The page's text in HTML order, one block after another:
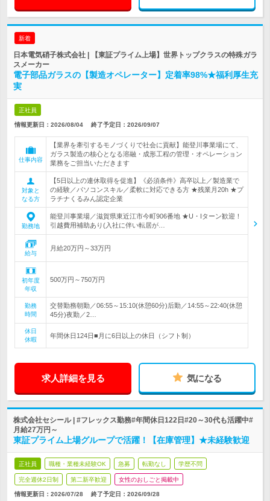
新着
日本電気硝子株式会社 | 【東証プライム上場】世界トップクラスの特殊ガラ
スメーカー
電子部品ガラスの【製造オペレーター】定着率98%★福利厚生充
実
正社員
情報更新日：2026/08/04 終了予定日： 2026/09/07
仕事内容
【業界を牽引するモノづくりで社会に貢献】能登川事業場にて、
ガラス製造の核心となる溶融・成形工程の管理・オペレーション
業務をご担当いただきます
対象と
なる方
【5日以上の連休取得を促進】《必須条件》高卒以上／製造業で
の経験／パソコンスキル／柔軟に対応できる方 ★残業月20h ★プ
ラチナくるみん認定企業
勤務地
能登川事業場／滋賀県東近江市今町906番地 ★U・Iターン歓迎！
引越費用補助あり(入社に伴い転居が…
給与
月給20万円～33万円
初年度
年収
500万円～750万円
勤務
時間
交替勤務朝勤／06:55～15:10(休憩60分)后勤／14:55～22:40(休憩
45分)夜勤／2…
休日
休暇
年間休日124日■月に6日以上の休日（シフト制）
求人詳細を見る 気になる
株式会社セシール | #フレックス勤務#年間休日122日#20～30代も活躍中#
月給27万円～
東証プライム上場グループで活躍！【在庫管理】★未経験歓迎
正社員 職種・業種未経験OK 急募 転勤なし 学歴不問
完全週休2日制 第二新卒歓迎 女性のおしごと掲載中
情報更新日：2026/07/28 終了予定日： 2026/09/28